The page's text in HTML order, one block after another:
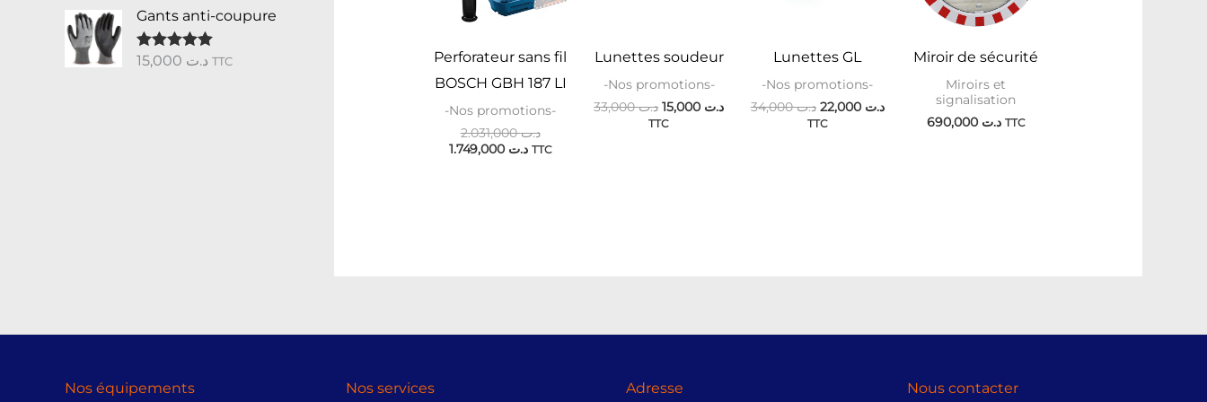
Gants anti-coupure
Note5.00د.ت TTC
Perforateur sans fil
BOSCH GBH 187 LI
-Nos promotions-
د.ت2.031,000
د.ت 1.749,000 TTC
Lunettes soudeur
-Nos promotions-
د.ت33,000 د.ت
TTC
Lunettes GL
-Nos promotions-
د.ت34,000 د.ت 22,000
TTC
Miroir de sécurité
Miroirs et
signalisation
د.ت 690,000 TTC
Nos équipements Nos services Adresse Nous contacter